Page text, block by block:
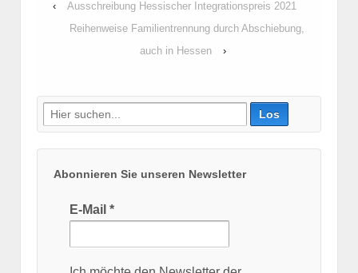
‹
Ausschreibung Hessischer Integrationspreis 2021
Reihenweise Familientrennung durch Abschiebung,
auch in Hessen
›
Suche
nach:
Abonnieren Sie unseren Newsletter
E-Mail *